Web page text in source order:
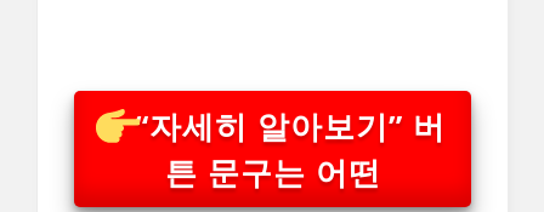
“자세히 알아보기” 버
튼 문구는 어떤